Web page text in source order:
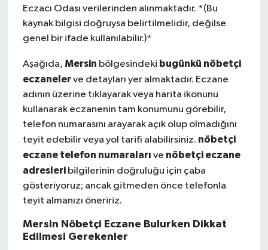
Eczacı Odası verilerinden alınmaktadır. *(Bu
kaynak bilgisi doğruysa belirtilmelidir, değilse
genel bir ifade kullanılabilir.)*
Aşağıda, Mersin bölgesindeki bugünkü nöbetçi
eczanelerve detayları yer almaktadır. Eczane
adının üzerine tıklayarak veya harita ikonunu
kullanarak eczanenin tam konumunu görebilir,
telefon numarasını arayarak açık olup olmadığını
teyit edebilir veya yol tarifi alabilirsiniz. nöbetçi
eczane telefon numaraları ve nöbetçi eczane
adresleri bilgilerinin doğruluğu için çaba
gösteriyoruz; ancak gitmeden önce telefonla
teyit almanızı öneririz.
Mersin Nöbetçi Eczane Bulurken Dikkat
Edilmesi Gerekenler